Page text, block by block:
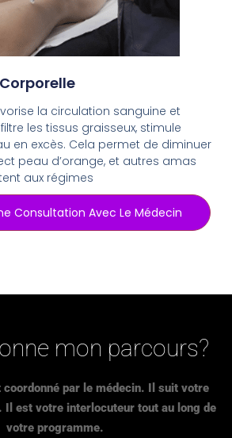
la circulation sanguine et
les tissus graisseux, stimule
en excès. Cela permet de diminuer
peau d’orange, et autres amas
aux régimes
Consultation Avec Le Médecin
mon parcours?
par le médecin. Il suit votre
Il est votre interlocuteur tout au long de
votre programme.